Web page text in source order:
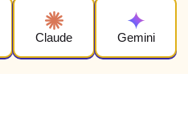
Claude Gemini